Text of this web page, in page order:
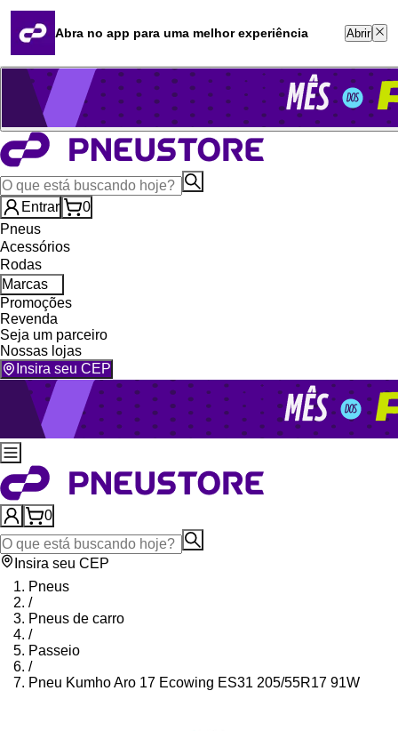
Quero revender
Blog
Whatsapp (16) 99764-8401
Televendas (47) 3046-2551
Entrar
0
Pneus
Acessórios
Rodas
Marcas
Promoções
Revenda
Seja um parceiro
Nossas lojas
Insira seu CEP
0
Insira seu CEP
Pneus
/
Pneus de carro
/
Passeio
/
Pneu Kumho Aro 17 Ecowing ES31 205/55R17 91W
Abra no app para uma melhor experiência Abrir